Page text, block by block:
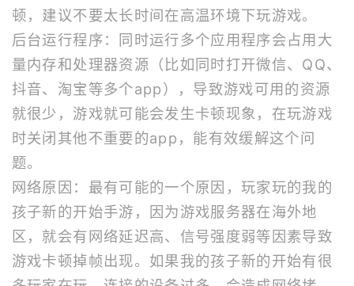
顿，建议不要太长时间在高温环境下玩游戏。
后台运行程序：同时运行多个应用程序会占用大
量内存和处理器资源（比如同时打开微信、QQ、
抖音、淘宝等多个app），导致游戏可用的资源
就很少，游戏就可能会发生卡顿现象，在玩游戏
时关闭其他不重要的app，能有效缓解这个问
题。
网络原因：最有可能的一个原因，玩家玩的我的
孩子新的开始手游，因为游戏服务器在海外地
区，就会有网络延迟高、信号强度弱等因素导致
游戏卡顿掉帧出现。如果我的孩子新的开始有很